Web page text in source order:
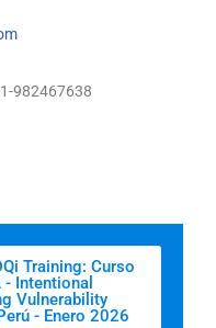
982467638
Training: Curso
- Intentional
Vulnerability
- Enero 2026